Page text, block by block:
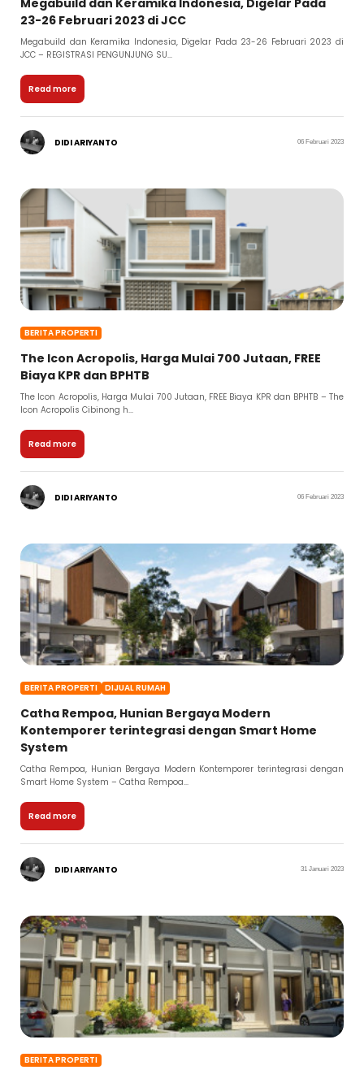
Megabuild dan Keramika Indonesia, Digelar Pada
23-26 Februari 2023 di JCC
Megabuild dan Keramika Indonesia, Digelar Pada 23-26 Februari 2023 di
JCC – REGISTRASI PENGUNJUNG SU...
Read more
DIDI ARIYANTO 06 Februari 2023
BERITA PROPERTI
The Icon Acropolis, Harga Mulai 700 Jutaan, FREE
Biaya KPR dan BPHTB
The Icon Acropolis, Harga Mulai 700 Jutaan, FREE Biaya KPR dan BPHTB – The
Icon Acropolis Cibinong h...
Read more
DIDI ARIYANTO 06 Februari 2023
BERITA PROPERTI DIJUAL RUMAH
Catha Rempoa, Hunian Bergaya Modern
Kontemporer terintegrasi dengan Smart Home
System
Catha Rempoa, Hunian Bergaya Modern Kontemporer terintegrasi dengan
Smart Home System – Catha Rempoa...
Read more
DIDI ARIYANTO 31 Januari 2023
BERITA PROPERTI